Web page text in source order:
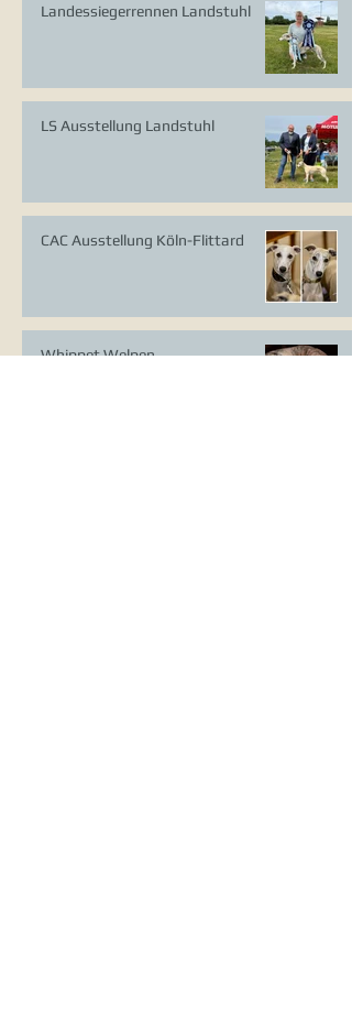
Landessiegerrennen Landstuhl
LS Ausstellung Landstuhl
CAC Ausstellung Köln-Flittard
Whippet Welpen